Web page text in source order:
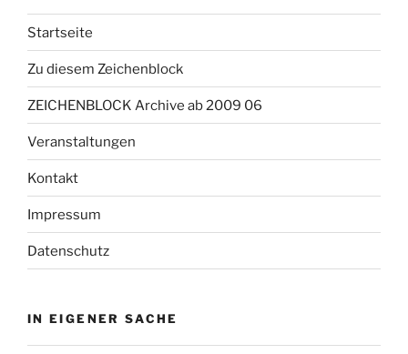
Startseite
Zu diesem Zeichenblock
ZEICHENBLOCK Archive ab 2009 06
Veranstaltungen
Kontakt
Impressum
Datenschutz
IN EIGENER SACHE